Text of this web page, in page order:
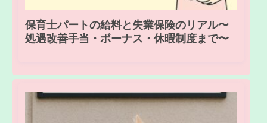
保育士パートの給料と失業保険のリアル〜
処遇改善手当・ボーナス・休暇制度まで〜